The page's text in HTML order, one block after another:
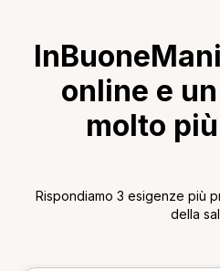
online e
molto
Rispondiamo 3 esigenze più
della